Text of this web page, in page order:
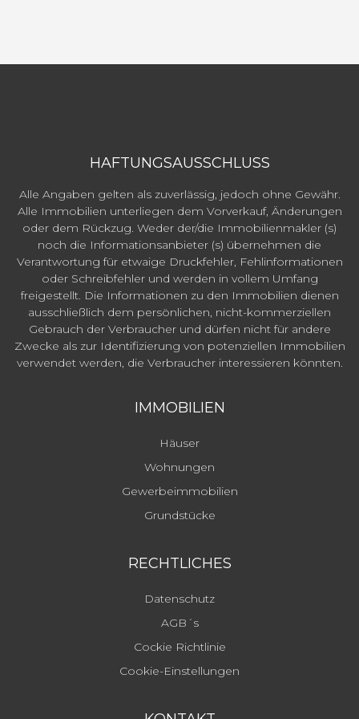
HAFTUNGSAUSSCHLUSS
Alle Angaben gelten als zuverlässig, jedoch ohne Gewähr.
Alle Immobilien unterliegen dem Vorverkauf, Änderungen
oder dem Rückzug. Weder der/die Immobilienmakler (s)
noch die Informationsanbieter (s) übernehmen die
Verantwortung für etwaige Druckfehler, Fehlinformationen
oder Schreibfehler und werden in vollem Umfang
freigestellt. Die Informationen zu den Immobilien dienen
ausschließlich dem persönlichen, nicht-kommerziellen
Gebrauch der Verbraucher und dürfen nicht für andere
Zwecke als zur Identifizierung von potenziellen Immobilien
verwendet werden, die Verbraucher interessieren könnten.
IMMOBILIEN
Häuser
Wohnungen
Gewerbeimmobilien
Grundstücke
RECHTLICHES
Datenschutz
AGB´s
Cockie Richtlinie
Cookie-Einstellungen